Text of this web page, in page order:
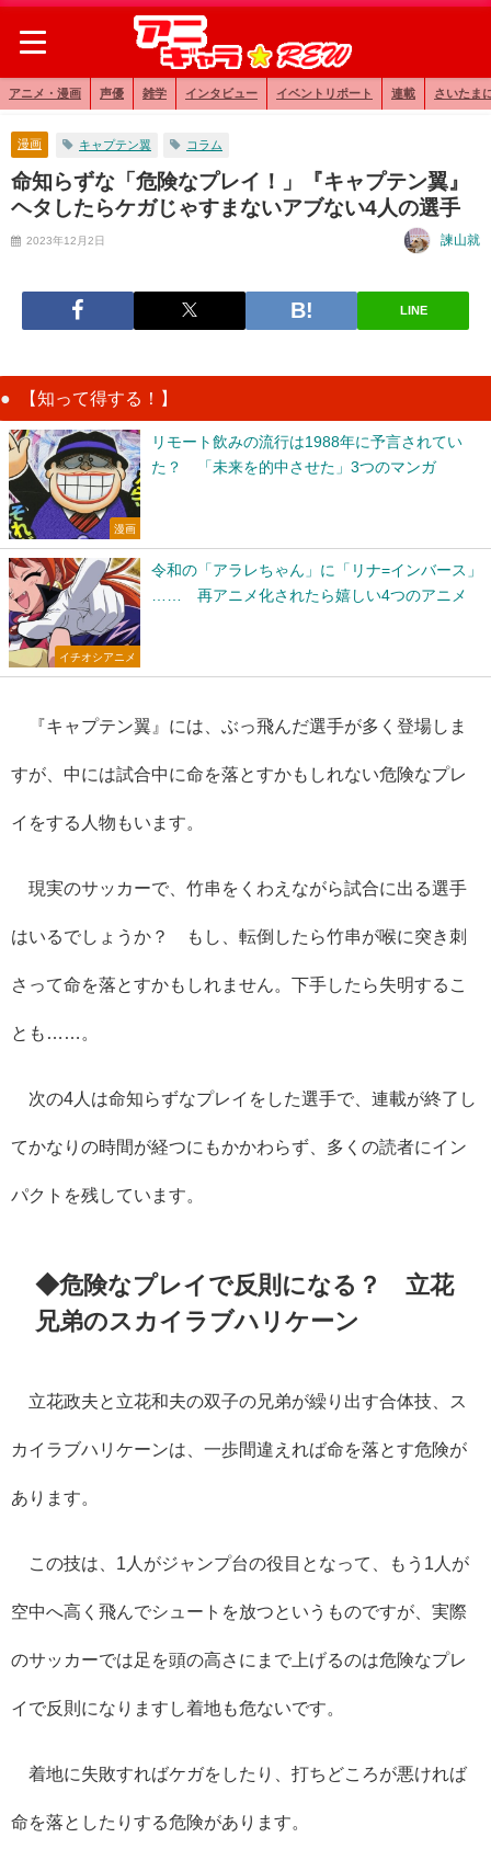
アニメ・漫画 声優 雑学 インタビュー イベントリポート 連載 さいたま
漫画 キャプテン翼 コラム
命知らずな「危険なプレイ！」『キャプテン翼』
ヘタしたらケガじゃすまないアブない4人の選手
2023年12月2日 諫山就
LINE
【知って得する！】
漫画
リモート飲みの流行は1988年に予言されてい
た？ 「未来を的中させた」3つのマンガ
イチオシアニメ
令和の「アラレちゃん」に「リナ=インバース」
…… 再アニメ化されたら嬉しい4つのアニメ
『キャプテン翼』には、ぶっ飛んだ選手が多く登場しま
すが、中には試合中に命を落とすかもしれない危険なプレ
イをする人物もいます。
現実のサッカーで、竹串をくわえながら試合に出る選手
はいるでしょうか？ もし、転倒したら竹串が喉に突き刺
さって命を落とすかもしれません。下手したら失明するこ
とも……。
次の4 人は命知らずなプレイをした選手で、連載が終了し
てかなりの時間が経つにもかかわらず、多くの読者にイン
パクトを残しています。
◆危険なプレイで反則になる？ 立花
兄弟のスカイラブハリケーン
立花政夫と立花和夫の双子の兄弟が繰り出す合体技、ス
カイラブハリケーンは、一歩間違えれば命を落とす危険が
あります。
この技は、 1 人がジャンプ台の役目となって、もう 1 人が
空中へ高く飛んでシュートを放つというものですが、実際
のサッカーでは足を頭の高さにまで上げるのは危険なプレ
イで反則になりますし着地も危ないです。
着地に失敗すればケガをしたり、打ちどころが悪ければ
命を落としたりする危険があります。